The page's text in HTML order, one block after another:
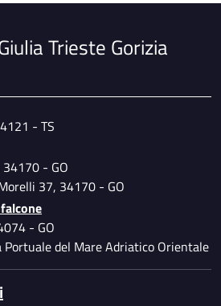
Trieste Gorizia
- TS
34170 - GO
37, 34170 - GO
- GO
Portuale del Mare Adriatico Orientale